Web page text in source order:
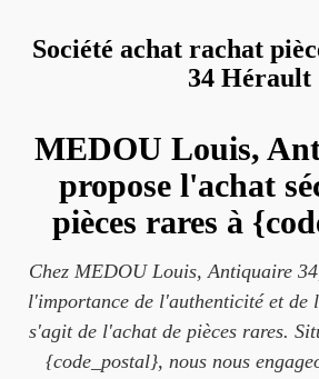
Société achat rachat
34 Hérault
MEDOU Louis,
propose l'achat
pièces rares à
Chez MEDOU Louis, Antiquaire
l'importance de l'authenticité et de
s'agit de l'achat de pièces rares.
{code_postal}, nous nous